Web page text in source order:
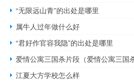
“无限远山青”的出处是哪里
属牛人过年做什么好
“君好作官容我隐”的出处是哪里
爱情公寓三国杀片段（爱情公寓三国杀
江夏大方学校怎么样